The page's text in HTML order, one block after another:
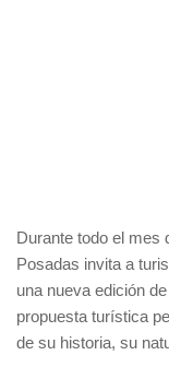
Durante todo el mes
Posadas invita a
una nueva edición
propuesta turística
de su historia, su